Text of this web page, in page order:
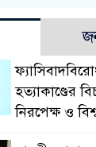
হত্যাকাণ্ডের
নিরপেক্ষ ও